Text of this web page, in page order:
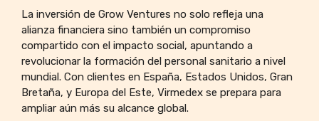
La inversión de Grow Ventures no solo refleja una
alianza financiera sino también un compromiso
compartido con el impacto social, apuntando a
revolucionar la formación del personal sanitario a nivel
mundial. Con clientes en España, Estados Unidos, Gran
Bretaña, y Europa del Este, Virmedex se prepara para
ampliar aún más su alcance global.